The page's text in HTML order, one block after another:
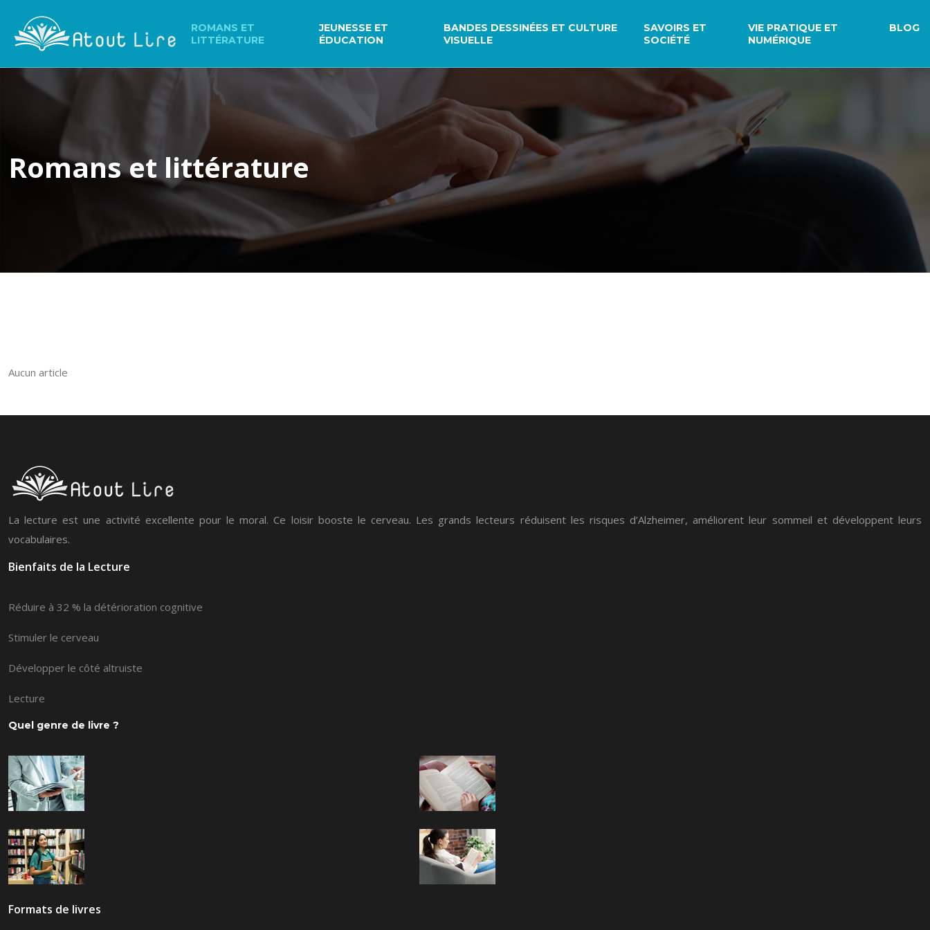
ROMANS ET
LITTÉRATURE
JEUNESSE ET
ÉDUCATION
BANDES DESSINÉES ET CULTURE
VISUELLE
SAVOIRS ET
SOCIÉTÉ
VIE PRATIQUE ET
NUMÉRIQUE
BLOG
Romans et littérature
Aucun article
La lecture est une activité excellente pour le moral. Ce loisir booste le cerveau. Les grands lecteurs réduisent les risques d’Alzheimer, améliorent leur sommeil et développent leurs
vocabulaires.
Bienfaits de la Lecture
Réduire à 32 % la détérioration cognitive
Stimuler le cerveau
Développer le côté altruiste
Lecture
Quel genre de livre ?
Formats de livres